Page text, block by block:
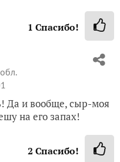
1 Спасибо!
Да и вообще, сыр-моя
на его запах!
2 Спасибо!